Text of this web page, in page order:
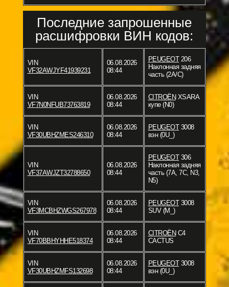
Последние запрошенные
расшифровки ВИН кодов:
VIN
VF32AWJYF41939231
06.08.2026
08:44
PEUGEOT206
Наклонная задняя
часть (2A/C)
VIN
VF7N0NFUB73763819
06.08.2026
08:44
CITROËN XSARA
купе (N0)
VIN
VF30UBHZMES246310
06.08.2026
08:44
PEUGEOT3008
вэн (0U_)
VIN
VF37AWJZT32788650
06.08.2026
08:44
PEUGEOT306
Наклонная задняя
часть (7A, 7C, N3,
N5)
VIN
VF3MCBHZWGS267978
06.08.2026
08:44
PEUGEOT3008
SUV (M_)
VIN
VF70BBHYHHE518374
06.08.2026
08:44
CITROËN C4
CACTUS
VIN
VF30UBHZMFS132698
06.08.2026
08:44
PEUGEOT3008
вэн (0U_)